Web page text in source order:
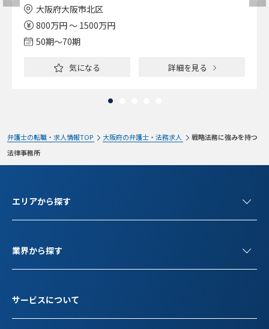
大阪府大阪市北区
800万円 ～ 1500万円
50期〜70期
気になる 詳細を見る
弁護士の転職・求人情報TOP 大阪府の弁護士・法務求人
戦略法務に強みを持つ
法律事務所
エリアから探す
業界から探す
サービスについて